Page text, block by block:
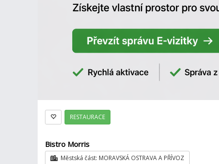
RESTAURACE
Bistro Morris
Městská část: MORAVSKÁ OSTRAVA A PŘÍVOZ